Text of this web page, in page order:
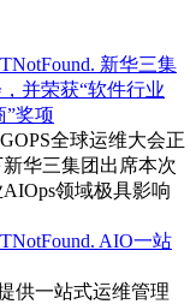
新华三集
，并荣获“软件行业
”奖项
全球运维大会正
华三集团出席本次
领域极具影响
AIO一站
供一站式运维管理